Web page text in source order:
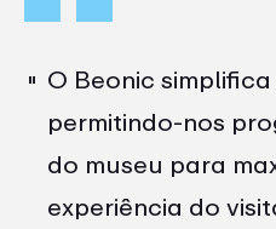
" O Beonic
permitindo-nos
do museu para
experiência do